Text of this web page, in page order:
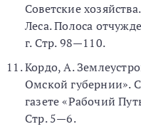
Советские
Леса. Полоса
г. Стр. 98—110.
Кордо, А.
Омской губернии».
газете «Рабочий
Стр. 5—6.